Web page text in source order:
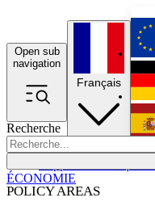
Open sub
navigation
Recherche
POLICY AREAS
Français
ÉCONOMIE